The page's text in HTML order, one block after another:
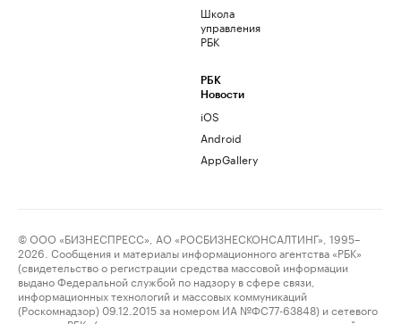
Школа
управления
РБК
РБК
Новости
iOS
Android
AppGallery
© ООО «БИЗНЕСПРЕСС», АО «РОСБИЗНЕСКОНСАЛТИНГ», 1995–
2026. Сообщения и материалы информационного агентства «РБК»
(свидетельство о регистрации средства массовой информации
выдано Федеральной службой по надзору в сфере связи,
информационных технологий и массовых коммуникаций
(Роскомнадзор) 09.12.2015 за номером ИА №ФС77-63848) и сетевого